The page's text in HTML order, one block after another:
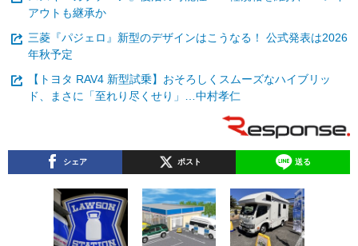
アウトも継承か
三菱『パジェロ』新型のデザインはこうなる！ 公式発表は2026
年秋予定
【トヨタ RAV4 新型試乗】おそろしくスムーズなハイブリッ
ド、まさに「至れり尽くせり」…中村孝仁
シェア ポスト 送る